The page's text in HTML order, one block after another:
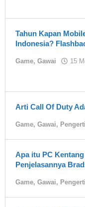
Tahun Kapan
Indonesia?
Game, Gawai 15
Arti Call Of Duty
Game, Gawai,
Apa itu PC
Penjelasannya
Game, Gawai,